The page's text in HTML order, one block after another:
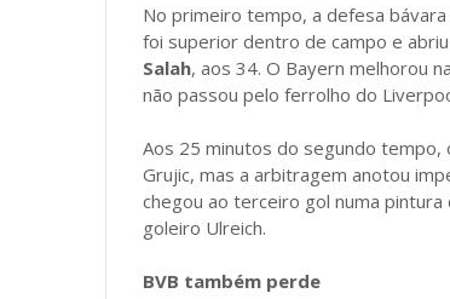
No primeiro tempo, a defesa
foi superior dentro de campo e
Salah, aos 34. O Bayern melhorou
não passou pelo ferrolho do
Aos 25 minutos do segundo tempo,
Grujic, mas a arbitragem anotou
chegou ao terceiro gol numa pintura
goleiro Ulreich.
BVB também perde